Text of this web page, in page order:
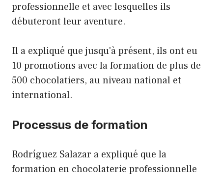
professionnelle et avec lesquelles ils
débuteront leur aventure.
Il a expliqué que jusqu'à présent, ils ont eu
10 promotions avec la formation de plus de
500 chocolatiers, au niveau national et
international.
Processus de formation
Rodríguez Salazar a expliqué que la
formation en chocolaterie professionnelle